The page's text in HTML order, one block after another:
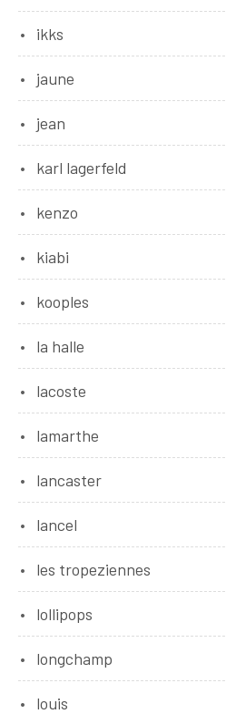
ikks
jaune
jean
karl lagerfeld
kenzo
kiabi
kooples
la halle
lacoste
lamarthe
lancaster
lancel
les tropeziennes
lollipops
longchamp
louis